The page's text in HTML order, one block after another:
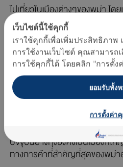
ไปเที่ยวในเมืองต่างๆของพม่า โด
อย่าง ย่างกุ้ง ดินแดนแห่งอารยธร
ของพระพุทธศาสนาที่สำคัญของภู
วัด มหาเจดีย์ และโบราณสถาน
ย่อมมีกฏระเบียบต่างๆที่ค่อนข้างเ
ก่อนไปเยือนเมืองย่างกุ้งของพม่
ย่างกุ้ง มีชื่อเดิมว่า ร่างกุ้ง หรือ ร
ที่ตั้งอยู่ตอนกลางของประเทศพม่
เกือบทั้งหมดนับถือศาสนาพุทธ นิ
เป็นแนวอนุรักษ์นิยมที่เคร่งครัดก
ปัจจุบันย่างกุ้งยังคงเป็นเมืองที่ใ
ทางการค้าที่สำคัญที่สุดของพม่า
เว็บไซต์นี้ใช้คุกกี้
เราใช้คุกกี้เพื่อเพิ่มประสิทธิภา
การใช้งานเว็บไซต์ คุณสามารถ
การใช้คุกกี้ได้ โดยคลิก "การตั้ง
ยอมรับทั้ง
การตั้งค่า